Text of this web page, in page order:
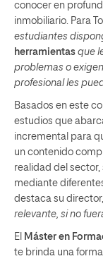
conocer en
inmobiliario. Para
estudiantes
herramientas que
problemas o
profesional les
Basados en este
estudios que
incremental para
un contenido
realidad del
mediante
destaca su director,
relevante, si no
El Máster en
te brinda una